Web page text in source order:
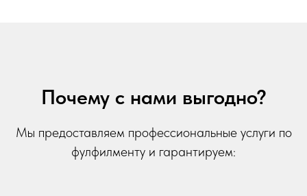
Почему с нами выгодно?
Мы предоставляем профессиональные услуги по
фулфилменту и гарантируем: